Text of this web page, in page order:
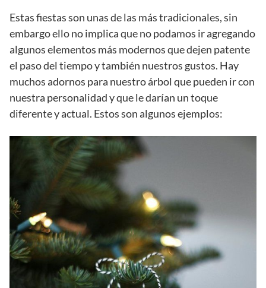
Estas fiestas son unas de las más tradicionales, sin
embargo ello no implica que no podamos ir agregando
algunos elementos más modernos que dejen patente
el paso del tiempo y también nuestros gustos. Hay
muchos adornos para nuestro árbol que pueden ir con
nuestra personalidad y que le darían un toque
diferente y actual. Estos son algunos ejemplos: